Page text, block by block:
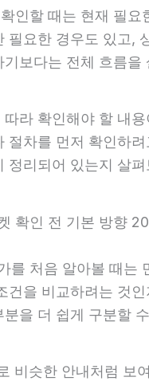
인할 때는 현재 필
필요한 경우도 있고,
보다는 전체 흐름
라 확인해야 할 내
절차를 먼저 확인하
정리되어 있는지 살
확인 전 기본 방향
를 처음 알아볼 때는
건을 비교하려는 것
을 더 쉽게 구분할
비슷한 안내처럼 보